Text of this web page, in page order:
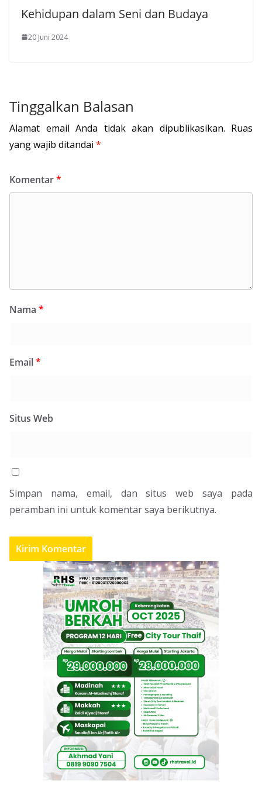
Kehidupan dalam Seni dan Budaya
20 Juni 2024
Tinggalkan Balasan
Alamat email Anda tidak akan dipublikasikan. Ruas
yang wajib ditandai *
Komentar*
Nama *
Email*
Situs Web
Simpan nama, email, dan situs web saya pada
peramban ini untuk komentar saya berikutnya.
Pemerintah KSB Masih Kaji Status Penerbitan Buku
Mulok